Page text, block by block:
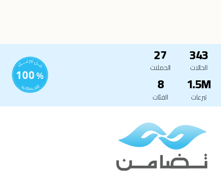
343
الحالات
27
الحملات
1.5M
تبرعات
8
الفئات